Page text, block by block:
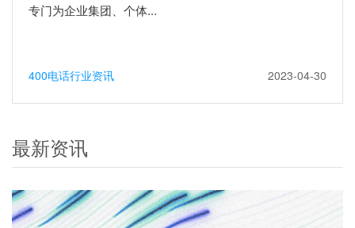
专门为企业集团、个体...
400电话行业资讯 2023-04-30
最新资讯